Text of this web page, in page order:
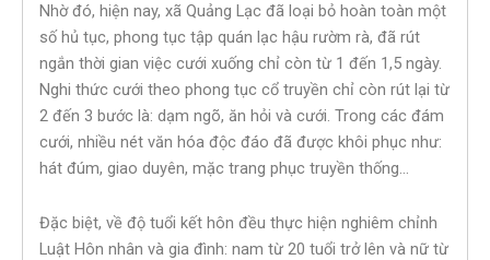
Nhờ đó, hiện nay, xã Quảng Lạc đã loại bỏ hoàn toàn một
số hủ tục, phong tục tập quán lạc hậu rườm rà, đã rút
ngắn thời gian việc cưới xuống chỉ còn từ 1 đến 1,5 ngày.
Nghi thức cưới theo phong tục cổ truyền chỉ còn rút lại từ
2 đến 3 bước là: dạm ngõ, ăn hỏi và cưới. Trong các đám
cưới, nhiều nét văn hóa độc đáo đã được khôi phục như:
hát đúm, giao duyên, mặc trang phục truyền thống…
Đặc biệt, về độ tuổi kết hôn đều thực hiện nghiêm chỉnh
Luật Hôn nhân và gia đình: nam từ 20 tuổi trở lên và nữ từ